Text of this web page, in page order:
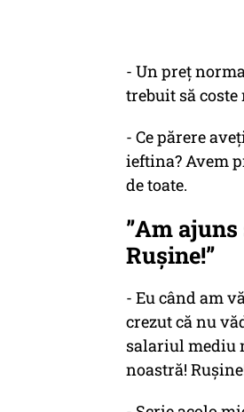
- Un preț
trebuit să coste
- Ce părere
ieftina? Avem
de toate.
”Am
Rușine!”
- Eu când am
crezut că nu
salariul mediu
noastră!